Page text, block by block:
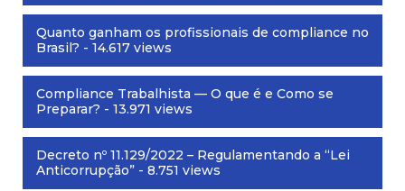
Quanto ganham os profissionais de compliance no
Brasil? - 14.617 views
Compliance Trabalhista — O que é e Como se
Preparar? - 13.971 views
Decreto nº 11.129/2022 – Regulamentando a “Lei
Anticorrupção” - 8.751 views